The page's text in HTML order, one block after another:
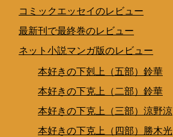
コミックエッセイのレビュー
最新刊で最終巻のレビュー
ネット小説マンガ版のレビュー
本好きの下剋上（五部）鈴華
本好きの下克上（二部）鈴華
本好きの下克上（三部）涼野涼
本好きの下克上（四部）勝木光